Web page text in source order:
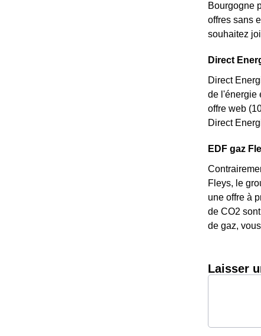
Bourgogne
offres sans
souhaitez
Direct
Direct
de l'énergie
offre web
Direct
EDF gaz
Fleys, le
une offre à
de CO2
de gaz,
Laisser